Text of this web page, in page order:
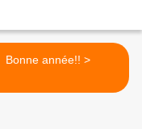
Bonne année!! >